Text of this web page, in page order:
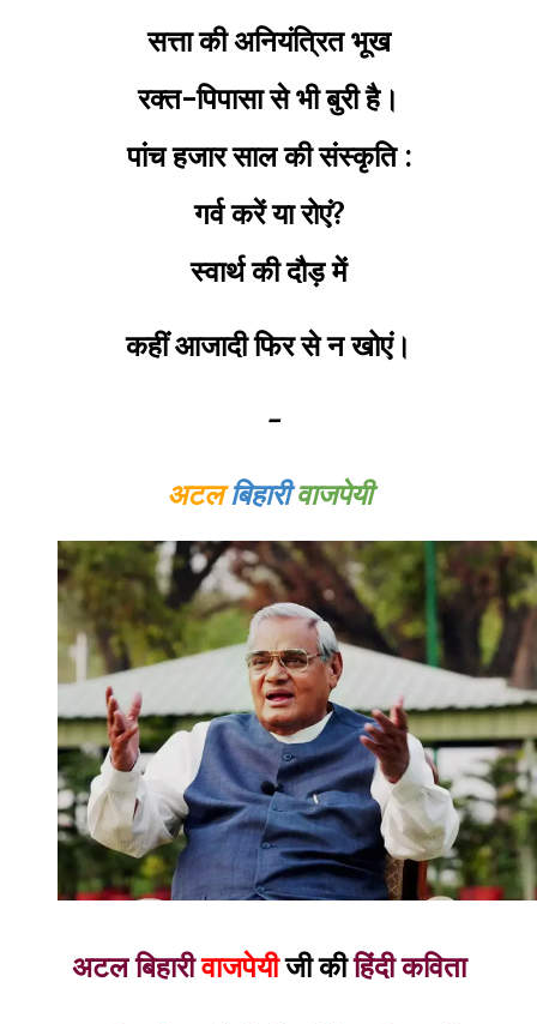
सत्ता की अनियंत्रित भूख
रक्त-पिपासा से भी बुरी है।
पांच हजार साल की संस्कृति :
गर्व करें या रोएं?
स्वार्थ की दौड़ में
कहीं आजादी फिर से न खोएं।
-
अटल बिहारीवाजपेयी
अटल बिहारीवाजपेयीजी कीहिंदी कविता